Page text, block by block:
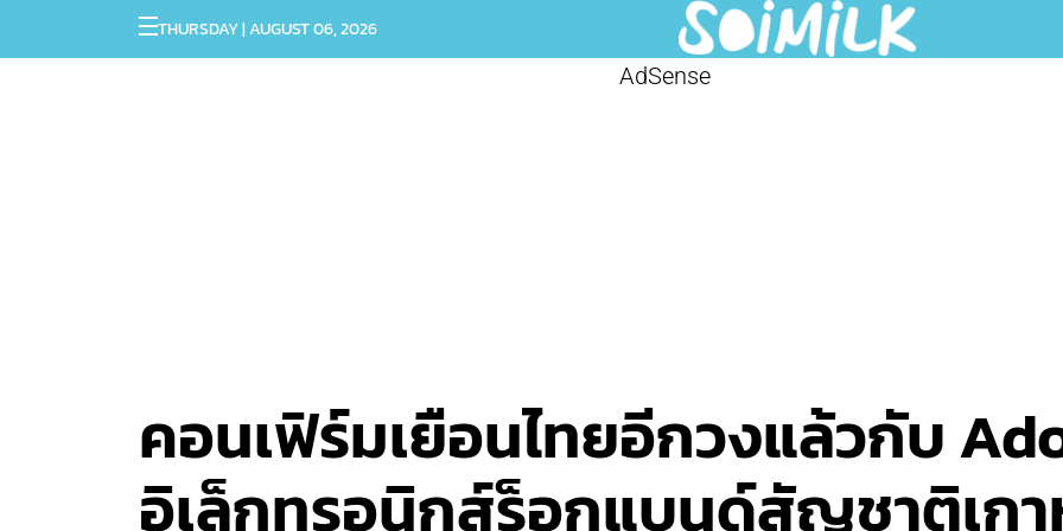
THURSDAY | AUGUST 06, 2026
AdSense
คอนเฟิร์มเยือนไทยอีกวงแล้วกับ
อิเล็กทรอนิกส์ร็อกแบนด์สัญชาติเก